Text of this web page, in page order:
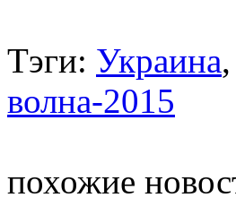
Тэги: Украина,
волна-2015
похожие